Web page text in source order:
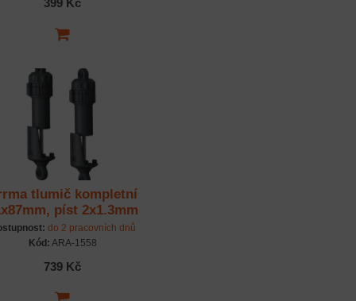
399 Kč
tlumič kompletní
píst 2x1.3mm
do 2 pracovních dnů
Kód: ARA-1558
739 Kč